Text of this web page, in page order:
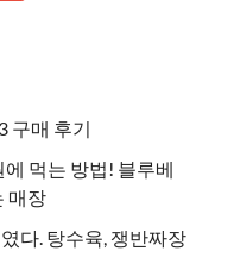
구매 후기
먹는 방법! 블루베
매장
다. 탕수육, 쟁반짜장